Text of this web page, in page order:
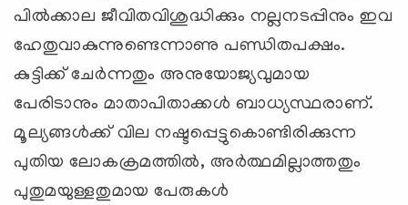
പില്‍ക്കാല ജീവിതവിശുദ്ധിക്കും നല്ലനടപ്പിനും ഇവ
ഹേതുവാകുന്നുണ്ടെന്നാണു പണ്ഡിതപക്ഷം.
കുട്ടിക്ക് ചേര്‍ന്നതും അനുയോജ്യവുമായ
പേരിടാനും മാതാപിതാക്കള്‍ ബാധ്യസ്ഥരാണ്.
മൂല്യങ്ങള്‍ക്ക് വില നഷ്ടപ്പെട്ടുകൊണ്ടിരിക്കുന്ന
പുതിയ ലോകക്രമത്തില്‍, അര്‍ത്ഥമില്ലാത്തതും
പുതുമയുള്ളതുമായ പേരുകള്‍